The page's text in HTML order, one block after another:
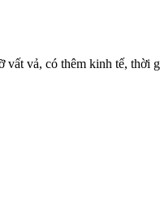
vả, có thêm kinh tế,